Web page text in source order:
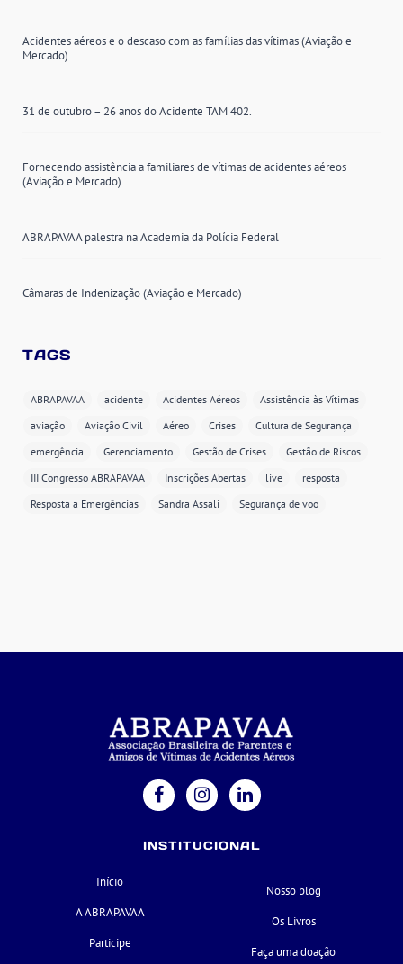
Acidentes aéreos e o descaso com as famílias das vítimas (Aviação e
Mercado)
31 de outubro – 26 anos do Acidente TAM 402.
Fornecendo assistência a familiares de vítimas de acidentes aéreos
(Aviação e Mercado)
ABRAPAVAA palestra na Academia da Polícia Federal
Câmaras de Indenização (Aviação e Mercado)
TAGS
ABRAPAVAA acidente Acidentes Aéreos
Assistência às Vítimas
aviação
Aviação Civil Aéreo Crises
Cultura de Segurança
emergência
Gerenciamento Gestão de Crises
Gestão de Riscos
III Congresso ABRAPAVAA
Inscrições Abertas live
resposta
Resposta a Emergências
Sandra Assali Segurança de voo
INSTITUCIONAL
Início
A ABRAPAVAA
Participe
Nosso blog
Os Livros
Faça uma doação